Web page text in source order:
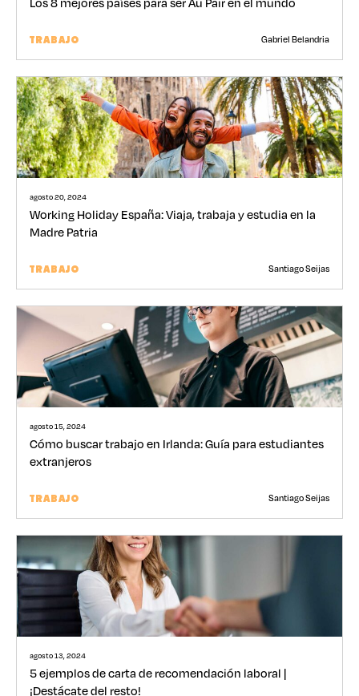
TRABAJO Gabriel Belandria
agosto 20, 2024
Working Holiday España: Viaja, trabaja y estudia en la
Madre Patria
TRABAJO Santiago Seijas
agosto 15, 2024
Cómo buscar trabajo en Irlanda: Guía para estudiantes
extranjeros
TRABAJO Santiago Seijas
agosto 13, 2024
5 ejemplos de carta de recomendación laboral |
¡Destácate del resto!